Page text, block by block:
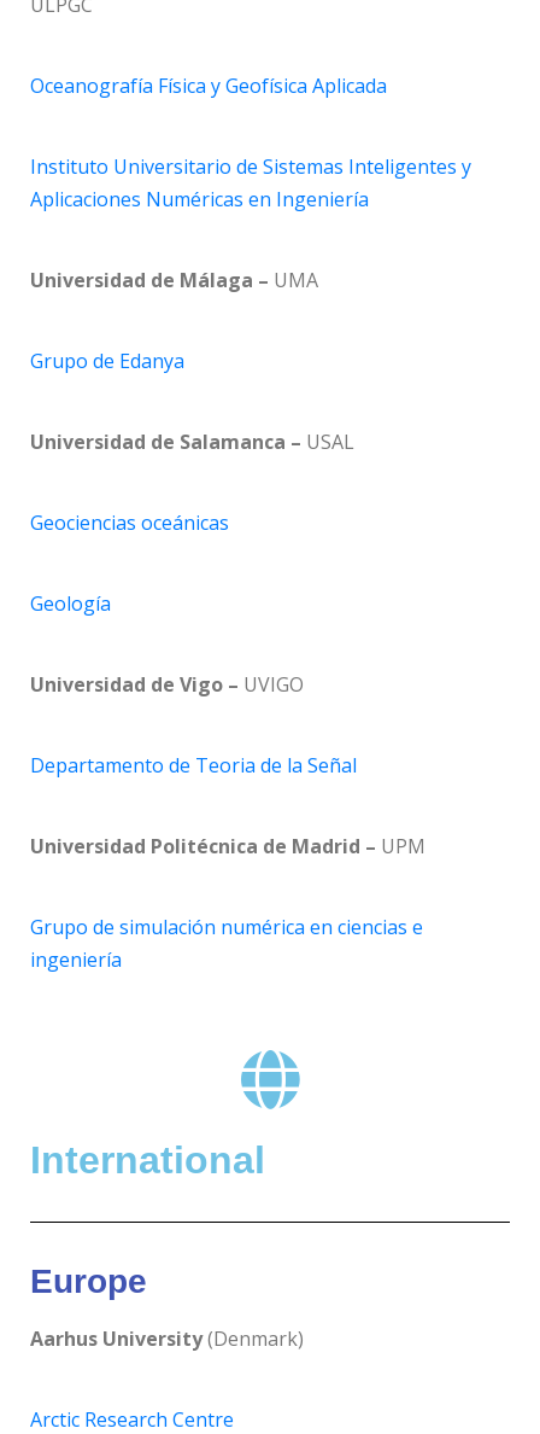
Oceanografía Física y Geofísica Aplicada
Instituto Universitario de Sistemas Inteligentes y
Aplicaciones Numéricas en Ingeniería
Universidad de Málaga – UMA
Grupo de Edanya
Universidad de Salamanca – USAL
Geociencias oceánicas
Geología
Universidad de Vigo – UVIGO
Departamento de Teoria de la Señal
Universidad Politécnica de Madrid – UPM
Grupo de simulación numérica en ciencias e
ingeniería
International
Europe
Aarhus University(Denmark)
Arctic Research Centre